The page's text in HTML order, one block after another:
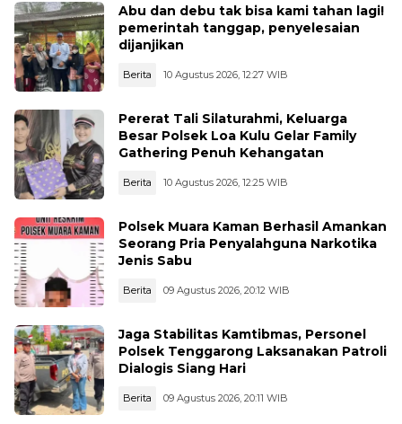
Abu dan debu tak bisa kami tahan lagi!
pemerintah tanggap, penyelesaian
dijanjikan
Berita 10 Agustus 2026, 12:27 WIB
Pererat Tali Silaturahmi, Keluarga
Besar Polsek Loa Kulu Gelar Family
Gathering Penuh Kehangatan
Berita 10 Agustus 2026, 12:25 WIB
Polsek Muara Kaman Berhasil Amankan
Seorang Pria Penyalahguna Narkotika
Jenis Sabu
Berita 09 Agustus 2026, 20:12 WIB
Jaga Stabilitas Kamtibmas, Personel
Polsek Tenggarong Laksanakan Patroli
Dialogis Siang Hari
Berita 09 Agustus 2026, 20:11 WIB